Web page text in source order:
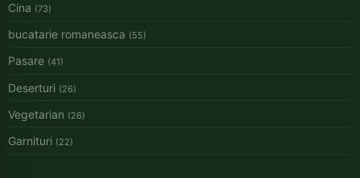
Cina (73)
bucatarie romaneasca (55)
Pasare (41)
Deserturi (26)
Vegetarian (26)
Garnituri (22)